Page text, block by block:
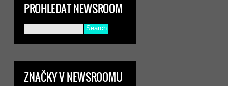
PROHLEDAT NEWSROOM
ZNAČKY V NEWSROOMU